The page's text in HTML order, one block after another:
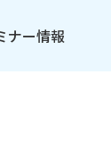
ナー情報